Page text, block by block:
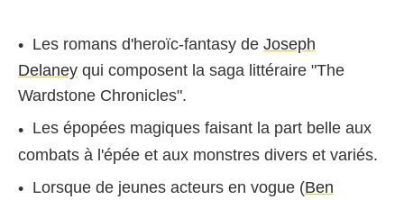
Les romans d'heroïc-fantasy de Joseph
Delaney qui composent la saga littéraire "The
Wardstone Chronicles".
Les épopées magiques faisant la part belle aux
combats à l'épée et aux monstres divers et variés.
Lorsque de jeunes acteurs en vogue (Ben